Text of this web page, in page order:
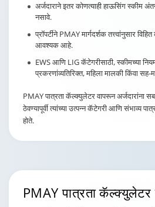
अर्जदाराने इतर कोणत्याही हाऊसिंग स्कीम
नसावे.
प्रॉपर्टीने PMAY मार्गदर्शक तत्त्वांनुसार
आवश्यक आहे.
EWS आणि LIG कॅटेगरीसाठी, स्कीमच्या
प्रकरणांव्यतिरिक्त, महिला मालकी किंवा सह-
PMAY पात्रता कॅल्क्युलेटर वापरून अर्जदारांना
ठेवण्यापूर्वी त्यांच्या उत्पन्न कॅटेगरी आणि संभाव्य
होते.
PMAYपात्रता